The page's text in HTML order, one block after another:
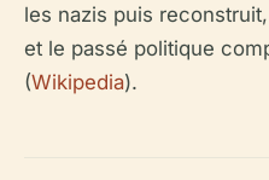
les nazis puis
et le passé politique
(Wikipedia).